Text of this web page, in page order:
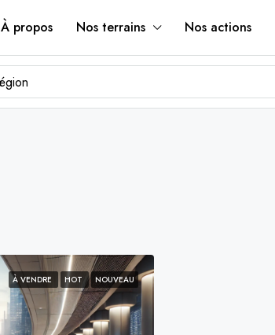
À propos Nos terrains Nos actions
À VENDRE HOT NOUVEAU